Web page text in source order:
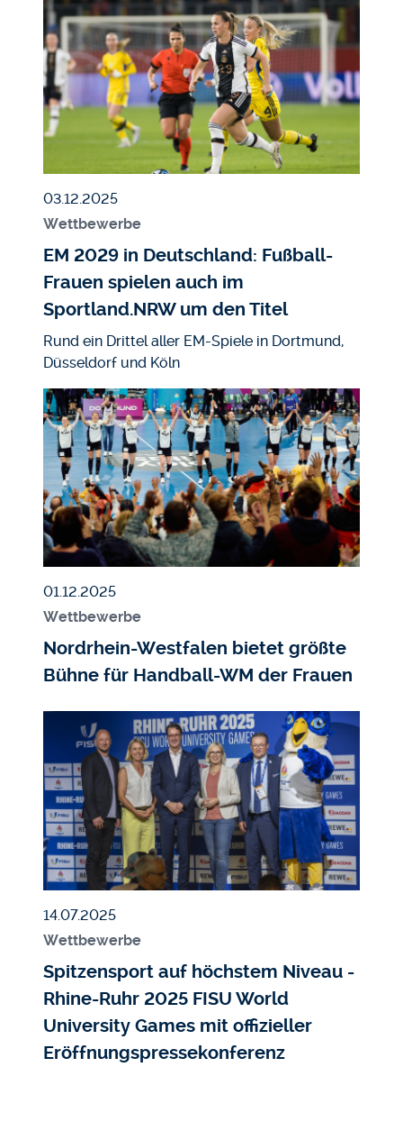
Bildmedium
Bild
Veröffentlicht am
03.12.2025
Wettbewerbe
EM 2029 in Deutschland: Fußball-
Frauen spielen auch im
Sportland.NRW um den Titel
Rund ein Drittel aller EM-Spiele in Dortmund,
Düsseldorf und Köln
Bildmedium
Bild
Veröffentlicht am
01.12.2025
Wettbewerbe
Nordrhein-Westfalen bietet größte
Bühne für Handball-WM der Frauen
Bildmedium
Veröffentlicht am
14.07.2025
Wettbewerbe
Spitzensport auf höchstem Niveau -
Rhine-Ruhr 2025 FISU World
University Games mit offizieller
Eröffnungspressekonferenz